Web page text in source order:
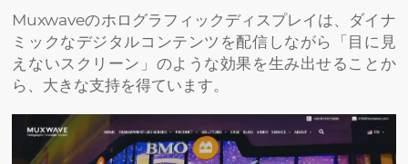
Muxwaveのホログラフィックディスプレイは、ダイナ
ミックなデジタルコンテンツを配信しながら「目に見
えないスクリーン」のような効果を生み出せることか
ら、大きな支持を得ています。